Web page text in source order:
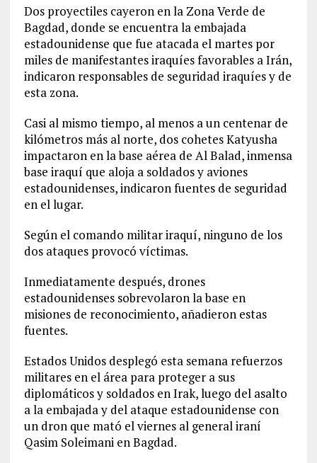
Dos proyectiles cayeron en la Zona Verde de
Bagdad, donde se encuentra la embajada
estadounidense que fue atacada el martes por
miles de manifestantes iraquíes favorables a Irán,
indicaron responsables de seguridad iraquíes y de
esta zona.
Casi al mismo tiempo, al menos a un centenar de
kilómetros más al norte, dos cohetes Katyusha
impactaron en la base aérea de Al Balad, inmensa
base iraquí que aloja a soldados y aviones
estadounidenses, indicaron fuentes de seguridad
en el lugar.
Según el comando militar iraquí, ninguno de los
dos ataques provocó víctimas.
Inmediatamente después, drones
estadounidenses sobrevolaron la base en
misiones de reconocimiento, añadieron estas
fuentes.
Estados Unidos desplegó esta semana refuerzos
militares en el área para proteger a sus
diplomáticos y soldados en Irak, luego del asalto
a la embajada y del ataque estadounidense con
un dron que mató el viernes al general iraní
Qasim Soleimani en Bagdad.